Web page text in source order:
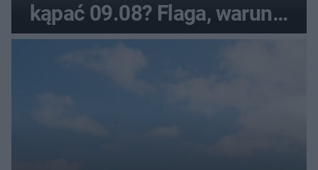
kąpać 09.08? Flaga, warunki
pogodowe